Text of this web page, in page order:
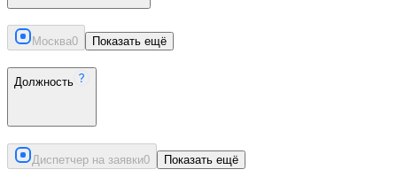
Москва0 Показать ещё
Должность
Диспетчер на заявки0 Показать ещё